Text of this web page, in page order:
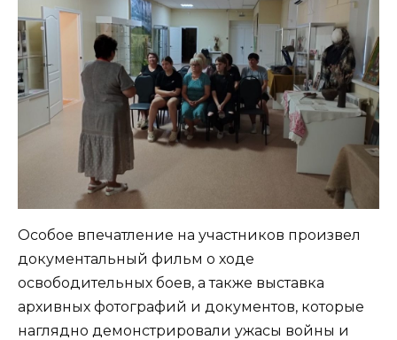
Особое впечатление на участников произвел
документальный фильм о ходе
освободительных боев, а также выставка
архивных фотографий и документов, которые
наглядно демонстрировали ужасы войны и